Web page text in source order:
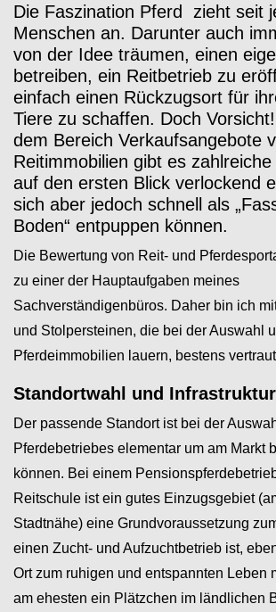
Die Faszination Pferd zieht seit
Menschen an. Darunter auch
von der Idee träumen, einen
betreiben, ein Reitbetrieb zu
einfach einen Rückzugsort für
Tiere zu schaffen. Doch
dem Bereich Verkaufsangebote
Reitimmobilien gibt es
auf den ersten Blick verlockend
sich aber jedoch schnell als
Boden“ entpuppen können.
Die Bewertung von Reit- und
zu einer der Hauptaufgaben meines
Sachverständigenbüros. Daher bin ich
und Stolpersteinen, die bei der Auswahl
Pferdeimmobilien lauern, bestens
Standortwahl und
Der passende Standort ist bei der
Pferdebetriebes elementar um am Markt
können. Bei einem
Reitschule ist ein gutes Einzugsgebiet
Stadtnähe) eine Grundvoraussetzung
einen Zucht- und Aufzuchtbetrieb ist,
Ort zum ruhigen und entspannten Leben
am ehesten ein Plätzchen im ländlichen